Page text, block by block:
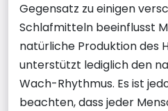
Gegensatz zu einigen
Schlafmitteln beeinflusst
natürliche Produktion des
unterstützt lediglich den
Wach-Rhythmus. Es ist
beachten, dass jeder